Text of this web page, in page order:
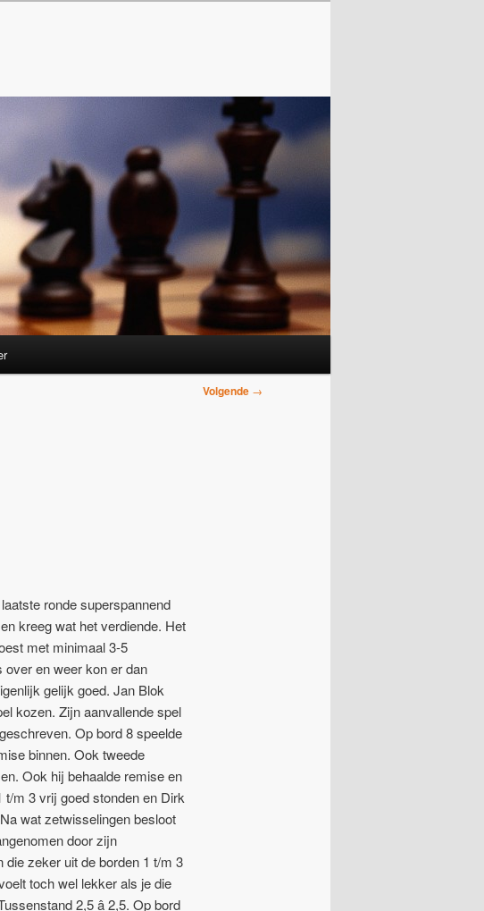
Volgende →
ronde superspannend
kreeg wat het verdiende. Het
met minimaal 3-5
en weer kon er dan
gelijk goed. Jan Blok
kozen. Zijn aanvallende spel
Op bord 8 speelde
binnen. Ook tweede
Ook hij behaalde remise en
m 3 vrij goed stonden en Dirk
wat zetwisselingen besloot
door zijn
die zeker uit de borden 1 t/m 3
toch wel lekker als je die
2,5 â 2,5. Op bord